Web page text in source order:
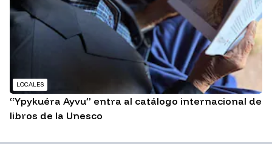
LOCALES
“Ypykuéra Ayvu” entra al catálogo internacional de
libros de la Unesco